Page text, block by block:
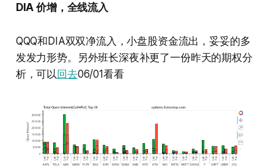
DIA 价增，全线流入
QQQ和DIA双双净流入，小盘股资金流出，妥妥的多
发发力形势。另外班长深夜补更了一份昨天的期权分
析，可以回去06/01看看